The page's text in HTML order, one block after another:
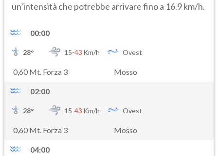
un’intensità che potrebbe arrivare fino a 16.9 km/h.
00:00
28° 15-43 Km/h Ovest
0,60 Mt. Forza 3 Mosso
02:00
28° 15-43 Km/h Ovest
0,60 Mt. Forza 3 Mosso
04:00